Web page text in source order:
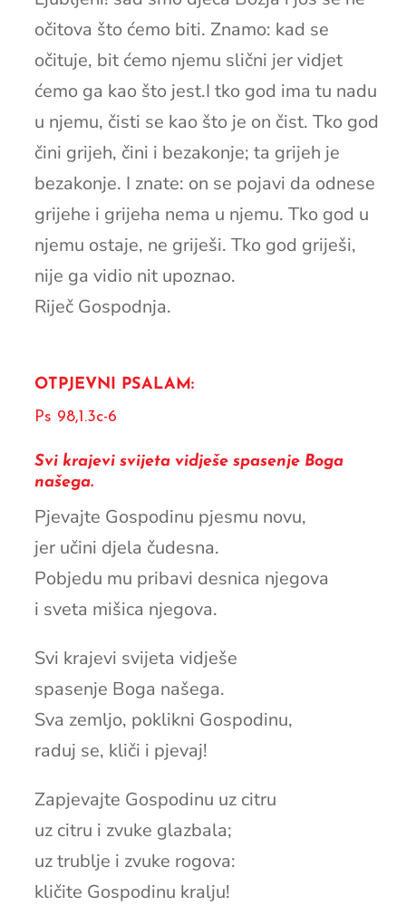
očitova što ćemo biti. Znamo: kad se
očituje, bit ćemo njemu slični jer vidjet
ćemo ga kao što jest.I tko god ima tu nadu
u njemu, čisti se kao što je on čist. Tko god
čini grijeh, čini i bezakonje; ta grijeh je
bezakonje. I znate: on se pojavi da odnese
grijehe i grijeha nema u njemu. Tko god u
njemu ostaje, ne griješi. Tko god griješi,
nije ga vidio nit upoznao.
Riječ Gospodnja.
OTPJEVNI PSALAM:
Ps 98,1.3c-6
Svi krajevi svijeta vidješe spasenje Boga
našega.
Pjevajte Gospodinu pjesmu novu,
jer učini djela čudesna.
Pobjedu mu pribavi desnica njegova
i sveta mišica njegova.
Svi krajevi svijeta vidješe
spasenje Boga našega.
Sva zemljo, poklikni Gospodinu,
raduj se, kliči i pjevaj!
Zapjevajte Gospodinu uz citru
uz citru i zvuke glazbala;
uz trublje i zvuke rogova:
kličite Gospodinu kralju!